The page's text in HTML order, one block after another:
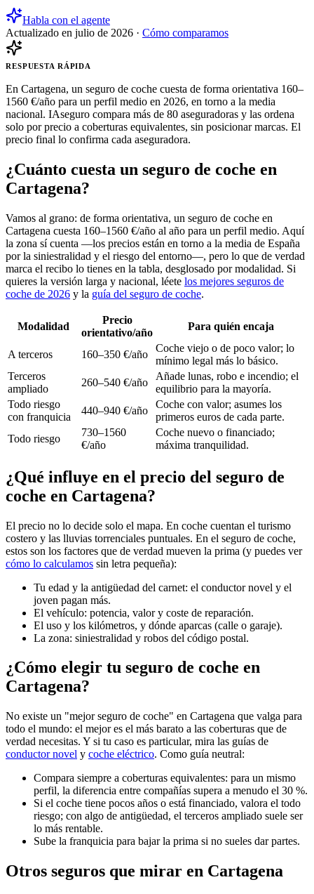
Habla con el agente
Actualizado en julio de 2026 · Cómo comparamos
RESPUESTA RÁPIDA
En Cartagena, un seguro de coche cuesta de forma orientativa 160–
1560 €/año para un perfil medio en 2026, en torno a la media
nacional. IAseguro compara más de 80 aseguradoras y las ordena
solo por precio a coberturas equivalentes, sin posicionar marcas. El
precio final lo confirma cada aseguradora.
¿Cuánto cuesta un seguro de coche en
Cartagena?
Vamos al grano: de forma orientativa, un seguro de coche en
Cartagena cuesta 160–1560 €/año al año para un perfil medio. Aquí
la zona sí cuenta —los precios están en torno a la media de España
por la siniestralidad y el riesgo del entorno—, pero lo que de verdad
marca el recibo lo tienes en la tabla, desglosado por modalidad. Si
quieres la versión larga y nacional, léete los mejores seguros de
coche de 2026 y la guía del seguro de coche.
Modalidad
Precio
orientativo/año
Para quién encaja
A terceros 160–350 €/año
Coche viejo o de poco valor; lo
mínimo legal más lo básico.
Terceros
ampliado
260–540 €/año
Añade lunas, robo e incendio; el
equilibrio para la mayoría.
Todo riesgo
con franquicia
440–940 €/año
Coche con valor; asumes los
primeros euros de cada parte.
Todo riesgo
730–1560
€/año
Coche nuevo o financiado;
máxima tranquilidad.
¿Qué influye en el precio del seguro de
coche en Cartagena?
El precio no lo decide solo el mapa. En coche cuentan el turismo
costero y las lluvias torrenciales puntuales. En el seguro de coche,
estos son los factores que de verdad mueven la prima (y puedes ver
cómo lo calculamos sin letra pequeña):
Tu edad y la antigüedad del carnet: el conductor novel y el
joven pagan más.
El vehículo: potencia, valor y coste de reparación.
El uso y los kilómetros, y dónde aparcas (calle o garaje).
La zona: siniestralidad y robos del código postal.
¿Cómo elegir tu seguro de coche en
Cartagena?
No existe un "mejor seguro de coche" en Cartagena que valga para
todo el mundo: el mejor es el más barato a las coberturas que de
verdad necesitas. Y si tu caso es particular, mira las guías de
conductor novel y coche eléctrico. Como guía neutral:
Compara siempre a coberturas equivalentes: para un mismo
perfil, la diferencia entre compañías supera a menudo el 30 %.
Si el coche tiene pocos años o está financiado, valora el todo
riesgo; con algo de antigüedad, el terceros ampliado suele ser
lo más rentable.
Sube la franquicia para bajar la prima si no sueles dar partes.
Otros seguros que mirar en Cartagena